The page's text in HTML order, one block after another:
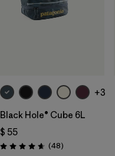
+3
Black Hole® Cube 6L
$ 55
Valoración: 4.7 / 5
(48Comentarios
)